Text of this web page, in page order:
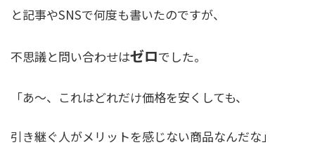
と記事やSNSで何度も書いたのですが、
不思議と問い合わせはゼロでした。
「あ〜、これはどれだけ価格を安くしても、
引き継ぐ人がメリットを感じない商品なんだな」